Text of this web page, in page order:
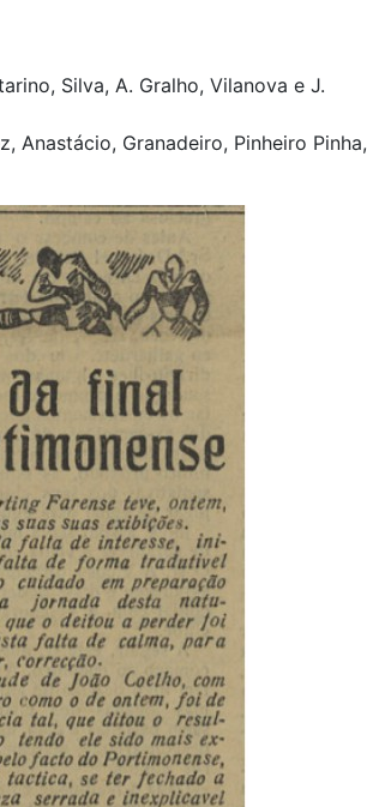
Silva, A. Gralho, Vilanova e J.
Anastácio, Granadeiro, Pinheiro Pinha,